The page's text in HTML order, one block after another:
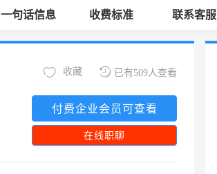
一句话信息 收费标准 联系客服
已有509人查看
收藏
付费企业会员可查看
在线职聊